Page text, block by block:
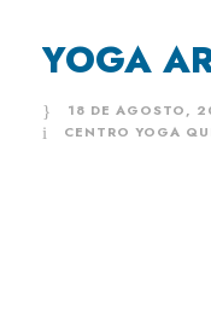
YOGA
18 DE AGOSTO,
CENTRO YOGA